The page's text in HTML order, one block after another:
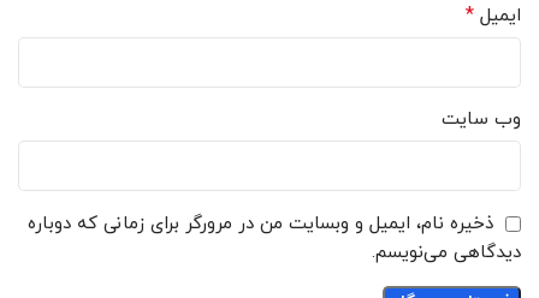
ایمیل *
وب‌ سایت
ذخیره نام، ایمیل و وبسایت من در مرورگر برای زمانی که دوباره
دیدگاهی می‌نویسم.